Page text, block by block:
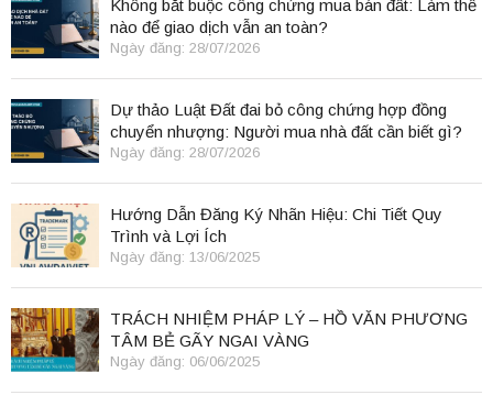
Không bắt buộc công chứng mua bán đất: Làm thế
nào để giao dịch vẫn an toàn?
Ngày đăng: 28/07/2026
Dự thảo Luật Đất đai bỏ công chứng hợp đồng
chuyển nhượng: Người mua nhà đất cần biết gì?
Ngày đăng: 28/07/2026
Hướng Dẫn Đăng Ký Nhãn Hiệu: Chi Tiết Quy
Trình và Lợi Ích
Ngày đăng: 13/06/2025
TRÁCH NHIỆM PHÁP LÝ – HỒ VĂN PHƯƠNG
TÂM BẺ GÃY NGAI VÀNG
Ngày đăng: 06/06/2025